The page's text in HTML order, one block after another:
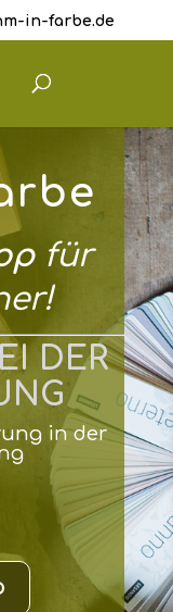
in-farbe.de
für
DER
in der